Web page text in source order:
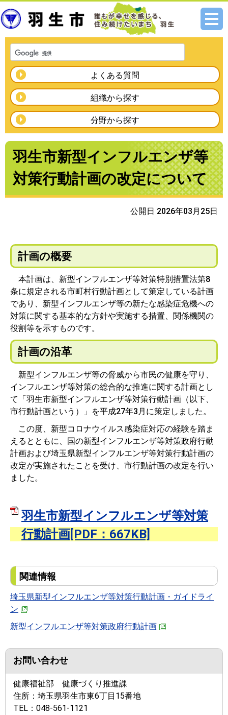
メニ
よくある質問
組織から探す
分野から探す
羽生市新型インフルエンザ等
対策行動計画の改定について
公開日 2026年03月25日
計画の概要
本計画は、新型インフルエンザ等対策特別措置法第8
条に規定される市町村行動計画として策定している計画
であり、新型インフルエンザ等の新たな感染症危機への
対策に関する基本的な方針や実施する措置、関係機関の
役割等を示すものです。
計画の沿革
新型インフルエンザ等の脅威から市民の健康を守り、
インフルエンザ等対策の総合的な推進に関する計画とし
て「羽生市新型インフルエンザ等対策行動計画（以下、
市行動計画という）」を平成27年3月に策定しました。
この度、新型コロナウイルス感染症対応の経験を踏ま
えるとともに、国の新型インフルエンザ等対策政府行動
計画および埼玉県新型インフルエンザ等対策行動計画の
改定が実施されたことを受け、市行動計画の改定を行い
ました。
羽生市新型インフルエンザ等対策
行動計画[PDF：667KB]
関連情報
埼玉県新型インフルエンザ等対策行動計画・ガイドライ
ン
新型インフルエンザ等対策政府行動計画
お問い合わせ
健康福祉部 健康づくり推進課
住所： 埼玉県羽生市東6丁目15番地
TEL： 048-561-1121